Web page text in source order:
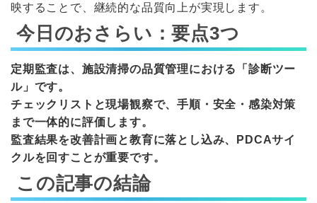
映することで、継続的な品質向上が実現します。
今日のおさらい：要点3つ
定期監査は、施設清掃の品質管理における「診断ツー
ル」です。
チェックリストと現場観察で、手順・安全・感染対策
まで一体的に評価します。
監査結果を改善計画と教育に落とし込み、PDCAサイ
クルを回すことが重要です。
この記事の結論